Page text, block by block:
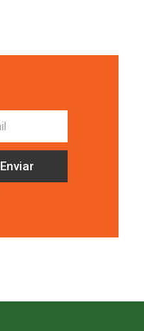
Enviar